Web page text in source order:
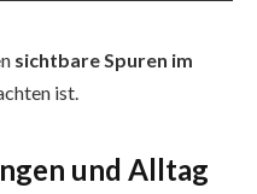
sichtbare Spuren im
ist.
und Alltag